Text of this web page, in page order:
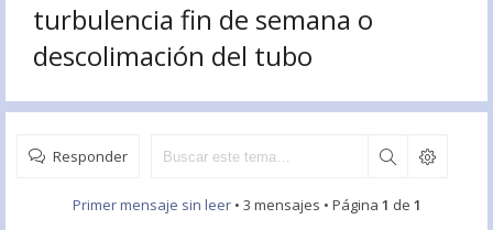
turbulencia fin de semana o
descolimación del tubo
Responder
Primer mensaje sin leer• 3 mensajes • Página 1 de 1